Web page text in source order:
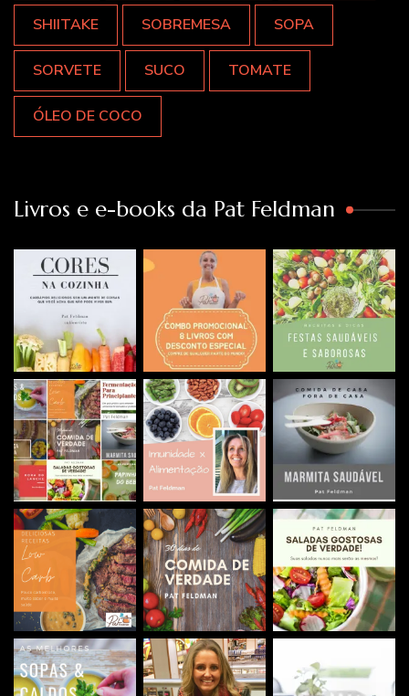
SHIITAKE SOBREMESA SOPA
SORVETE SUCO TOMATE
ÓLEO DE COCO
Livros e e-books da Pat Feldman